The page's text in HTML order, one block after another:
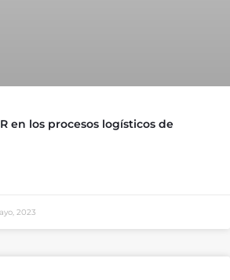
en los procesos logísticos de
2023